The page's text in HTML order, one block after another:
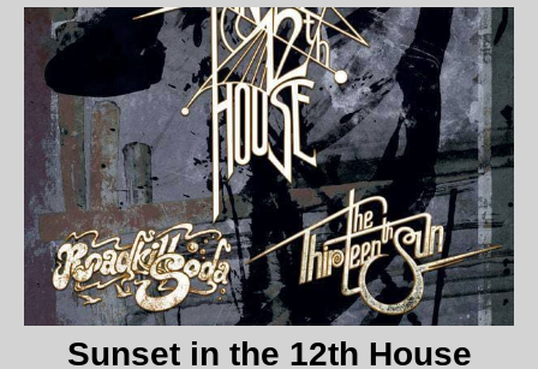
Sunset in the 12th House